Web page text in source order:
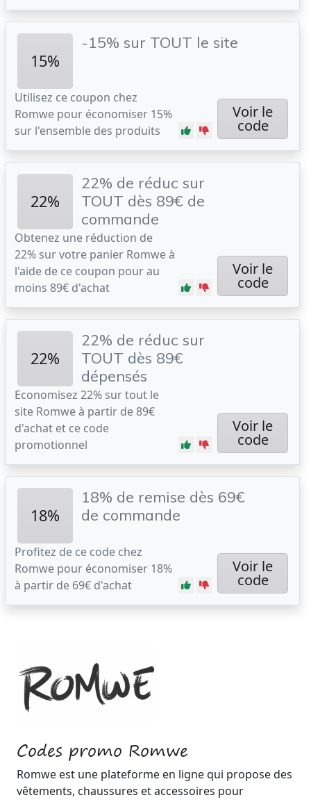
Codes promo Romwe
Romwe est une plateforme en ligne qui propose des
vêtements, chaussures et accessoires pour
15%
-15% sur TOUT le site
Utilisez ce coupon chez
Romwe pour économiser 15%
sur l'ensemble des produits
Voir le
code
22%
22% de réduc sur
TOUT dès 89€ de
commande
Obtenez une réduction de
22% sur votre panier Romwe à
l'aide de ce coupon pour au
moins 89€ d'achat
Voir le
code
22%
22% de réduc sur
TOUT dès 89€
dépensés
Economisez 22% sur tout le
site Romwe à partir de 89€
d'achat et ce code
promotionnel
Voir le
code
18%
18% de remise dès 69€
de commande
Profitez de ce code chez
Romwe pour économiser 18%
à partir de 69€ d'achat
Voir le
code